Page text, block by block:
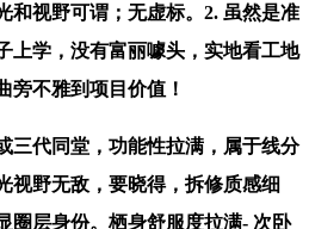
和视野可谓；无虚标。2. 虽然是准
上学，没有富丽噱头，实地看工地
旁不雅到项目价值！
代同堂，功能性拉满，属于线分
视野无敌，要晓得，拆修质感细
圈层身份。栖身舒服度拉满- 次卧